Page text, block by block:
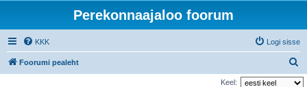
Perekonnaajaloo foorum
KKK Logi sisse
Foorumi pealeht
t
Keel: